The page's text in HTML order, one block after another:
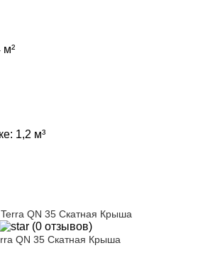
м²
1,2 м³
(0 отзывов)
QN 35 Скатная Крыша